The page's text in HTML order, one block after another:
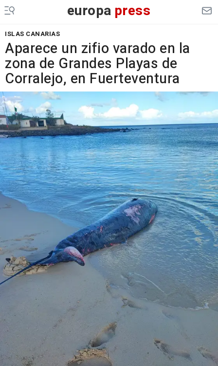
europa press
ISLAS CANARIAS
Aparece un zifio varado en la
zona de Grandes Playas de
Corralejo, en Fuerteventura